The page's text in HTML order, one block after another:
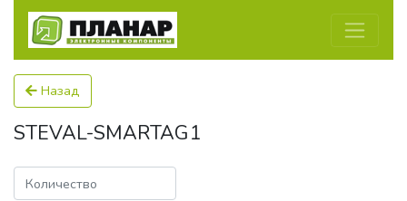
Назад
STEVAL-SMARTAG1
Количество